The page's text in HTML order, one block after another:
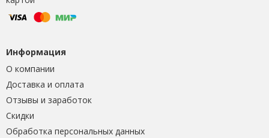
Информация
О компании
Доставка и оплата
Отзывы и заработок
Скидки
Обработка персональных данных